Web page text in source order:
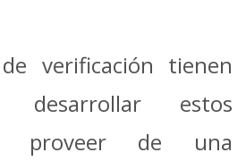
verificación tienen
estos
proveer de una